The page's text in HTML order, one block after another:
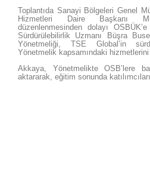
Toplantıda Sanayi Bölgeleri Genel
Hizmetleri Daire Başkanı
düzenlenmesinden dolayı
Sürdürülebilirlik Uzmanı Büşra
Yönetmeliği, TSE Global’in
Yönetmelik kapsamındaki hizmetlerini
Akkaya, Yönetmelikte OSB’lere
aktararak, eğitim sonunda